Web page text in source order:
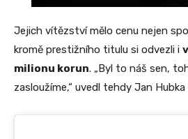
Jejich vítězství mělo cenu nejen
kromě prestižního titulu si odvezli i
milionu korun. „Byl to náš sen,
zasloužíme,“ uvedl tehdy Jan